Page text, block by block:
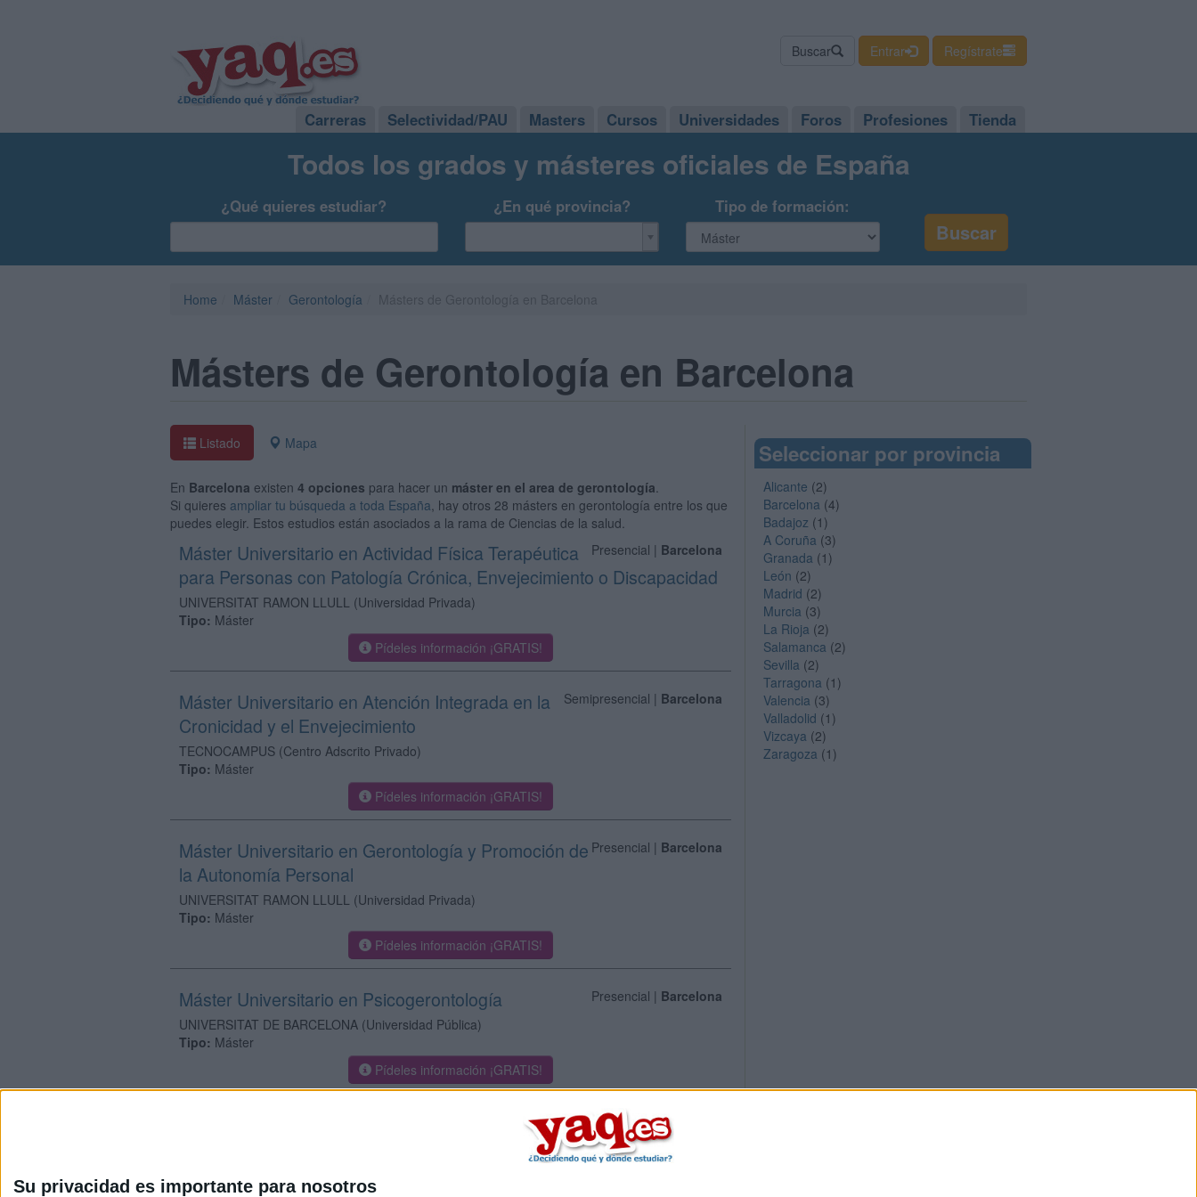
Su privacidad es importante para nosotros
Buscar Entrar Regístrate
Carreras Selectividad/PAU Masters Cursos Universidades Foros Profesiones Tienda
Todos los grados y másteres oficiales de España
¿Qué quieres estudiar? ¿En qué provincia? Tipo de formación:
Home Máster Gerontología
Másters de Gerontología en Barcelona
Listado Mapa
En Barcelona existen 4 opciones para hacer un máster en el area de gerontología.
Si quieres ampliar tu búsqueda a toda España, hay otros 28 másters en gerontología entre los que
puedes elegir. Estos estudios están asociados a la rama de Ciencias de la salud.
Presencial | Barcelona
Máster Universitario en Actividad Física Terapéutica
para Personas con Patología Crónica, Envejecimiento o Discapacidad
UNIVERSITAT RAMON LLULL (Universidad Privada)
Tipo: Máster
Pídeles información ¡GRATIS!
Semipresencial | Barcelona
Máster Universitario en Atención Integrada en la
Cronicidad y el Envejecimiento
TECNOCAMPUS (Centro Adscrito Privado)
Tipo: Máster
Pídeles información ¡GRATIS!
Presencial | Barcelona
Máster Universitario en Gerontología y Promoción de
la Autonomía Personal
UNIVERSITAT RAMON LLULL (Universidad Privada)
Tipo: Máster
Pídeles información ¡GRATIS!
Presencial | Barcelona
Máster Universitario en Psicogerontología
UNIVERSITAT DE BARCELONA (Universidad Pública)
Tipo: Máster
Pídeles información ¡GRATIS!
Seleccionar por provincia
Alicante (2)
Barcelona (4)
Badajoz (1)
A Coruña (3)
Granada (1)
León (2)
Madrid (2)
Murcia (3)
La Rioja (2)
Salamanca (2)
Sevilla (2)
Tarragona (1)
Valencia (3)
Valladolid (1)
Vizcaya (2)
Zaragoza (1)